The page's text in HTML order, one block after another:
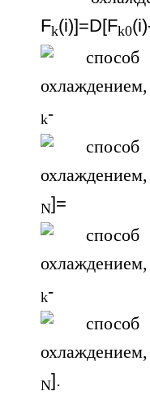
Fk(i)]=D[Fk0
k-
N
k-
N].